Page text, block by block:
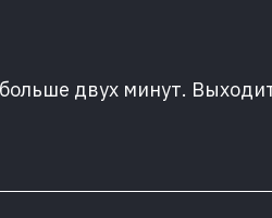
двух минут.